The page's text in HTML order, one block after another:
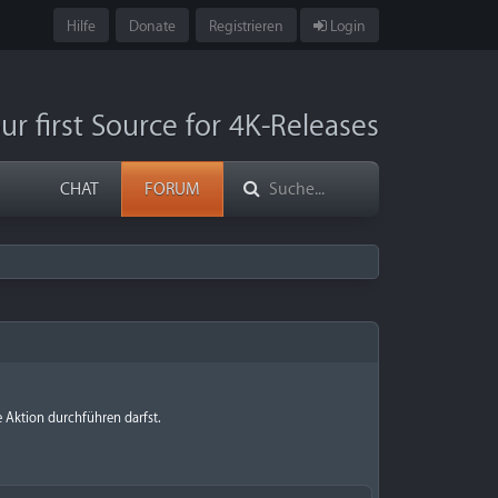
Hilfe Donate Registrieren Login
first Source for 4K-Releases
CHAT FORUM
Aktion durchführen darfst.